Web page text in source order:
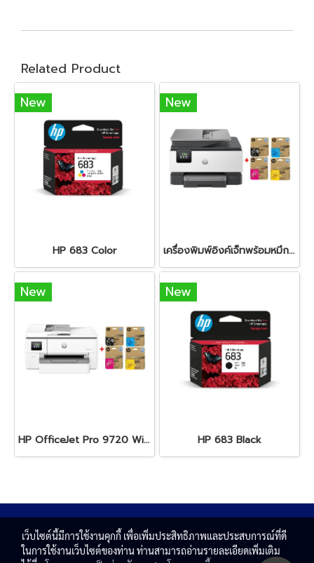
Related Product
New
HP 683 Color
New
เครื่องพิมพ์อิงค์เจ็ทพร้อมหมึก HP OfficeJet Pro 9120 + HP 938e BK/C/M/Y
New
HP OfficeJet Pro 9720 Wide Format All-in-One + HP 938e BK/C/M/Y
New
HP 683 Black
เว็บไซต์นี้มีการใช้งานคุกกี้ เพื่อเพิ่มประสิทธิภาพและประสบการณ์ที่ดี
ในการใช้งานเว็บไซต์ของท่าน ท่านสามารถอ่านรายละเอียดเพิ่มเติม